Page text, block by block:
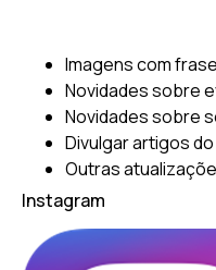
Imagens com
Novidades sobre
Novidades sobre
Divulgar artigos
Outras
Instagram